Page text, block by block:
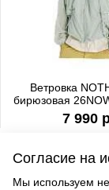
Ветровка
бирюзовая
7 990
Согласие на
Мы используем